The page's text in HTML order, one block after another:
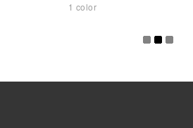
1 color